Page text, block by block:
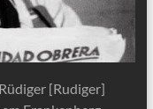
[Rudiger]